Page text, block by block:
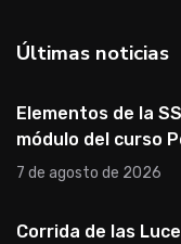
Últimas noticias
Elementos de la
módulo del curso
7 de agosto de 2026
Corrida de las